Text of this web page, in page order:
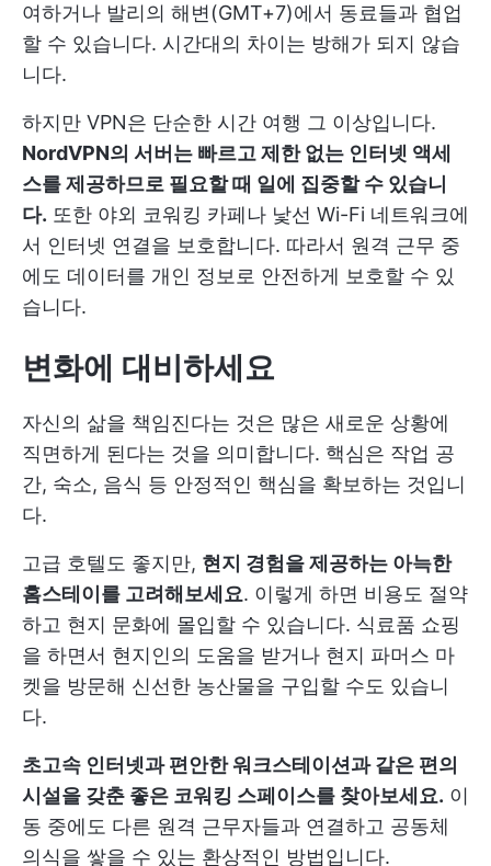
여하거나 발리의 해변(GMT+7)에서 동료들과 협업
할 수 있습니다. 시간대의 차이는 방해가 되지 않습
니다.
하지만 VPN은 단순한 시간 여행 그 이상입니다.
NordVPN의 서버는 빠르고 제한 없는 인터넷 액세
스를 제공하므로 필요할 때 일에 집중할 수 있습니
다. 또한 야외 코워킹 카페나 낯선 Wi-Fi 네트워크에
서 인터넷 연결을 보호합니다. 따라서 원격 근무 중
에도 데이터를 개인 정보로 안전하게 보호할 수 있
습니다.
변화에 대비하세요
자신의 삶을 책임진다는 것은 많은 새로운 상황에
직면하게 된다는 것을 의미합니다. 핵심은 작업 공
간, 숙소, 음식 등 안정적인 핵심을 확보하는 것입니
다.
고급 호텔도 좋지만, 현지 경험을 제공하는 아늑한
홈스테이를 고려해보세요. 이렇게 하면 비용도 절약
하고 현지 문화에 몰입할 수 있습니다. 식료품 쇼핑
을 하면서 현지인의 도움을 받거나 현지 파머스 마
켓을 방문해 신선한 농산물을 구입할 수도 있습니
다.
초고속 인터넷과 편안한 워크스테이션과 같은 편의
시설을 갖춘 좋은 코워킹 스페이스를 찾아보세요. 이
동 중에도 다른 원격 근무자들과 연결하고 공동체
의식을 쌓을 수 있는 환상적인 방법입니다.